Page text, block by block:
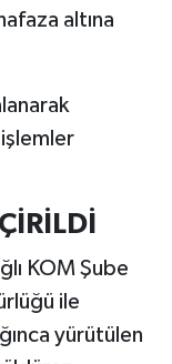
altına
işlemler
KOM Şube
ile
yürütülen